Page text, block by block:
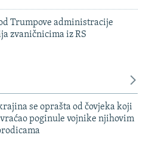
Trumpove administracije
zvaničnicima iz RS
se oprašta od čovjeka koji
poginule vojnike njihovim